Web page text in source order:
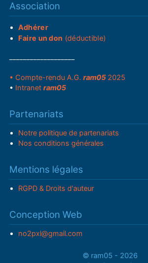
Association
Adhérer
Faire un don (déductible)
• Compte-rendu A.G.ram05 2025
• Intranetram05
Partenariats
Notre politique de partenariats
Nos conditions générales
Mentions légales
RGPD & Droits d'auteur
Conception Web
no2pxl@gmail.com
© ram05 - 2026